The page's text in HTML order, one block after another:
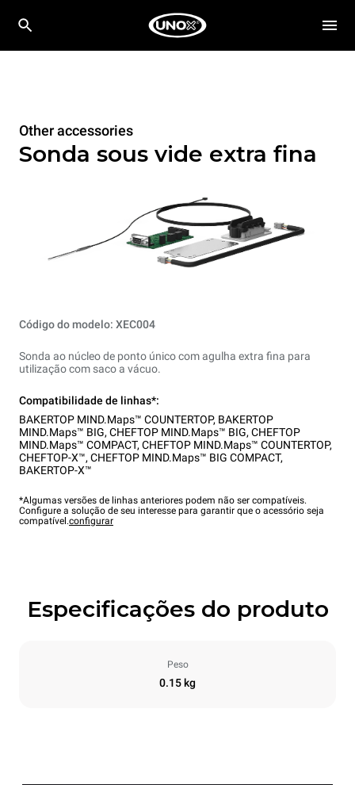
Other accessories
Sonda sous vide extra fina
Código do modelo: XEC004
Sonda ao núcleo de ponto único com agulha extra fina para
utilização com saco a vácuo.
Compatibilidade de linhas*:
BAKERTOP MIND.Maps™ COUNTERTOP, BAKERTOP
MIND.Maps™ BIG, CHEFTOP MIND.Maps™ BIG, CHEFTOP
MIND.Maps™ COMPACT, CHEFTOP MIND.Maps™ COUNTERTOP,
CHEFTOP-X™, CHEFTOP MIND.Maps™ BIG COMPACT,
BAKERTOP-X™
*Algumas versões de linhas anteriores podem não ser compatíveis.
Configure a solução de seu interesse para garantir que o acessório seja
compatível.configurar
Especificações do produto
Peso
0.15 kg